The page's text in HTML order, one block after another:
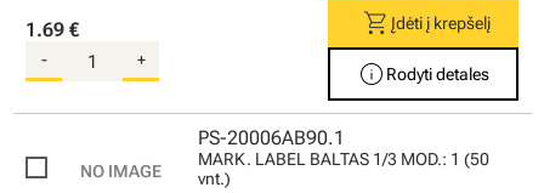
1.69 €
- +
shopping_cartĮdėti į krepšelį
info Rodyti detales
PS-20006AB90.1
MARK. LABEL BALTAS 1/3 MOD.: 1 (50
vnt.)